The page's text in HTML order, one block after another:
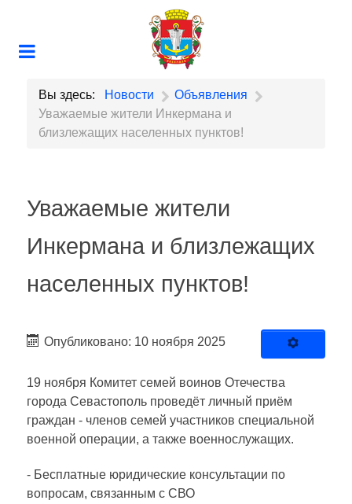
Вы здесь: Новости
Объявления
Уважаемые жители Инкермана и
близлежащих населенных пунктов!
Уважаемые жители
Инкермана и близлежащих
населенных пунктов!
Опубликовано: 10 ноября 2025
19 ноября Комитет семей воинов Отечества
города Севастополь проведёт личный приём
граждан - членов семей участников специальной
военной операции, а также военнослужащих.
- Бесплатные юридические консультации по
вопросам, связанным с СВО